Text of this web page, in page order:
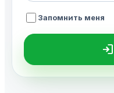
Запомнить меня
login